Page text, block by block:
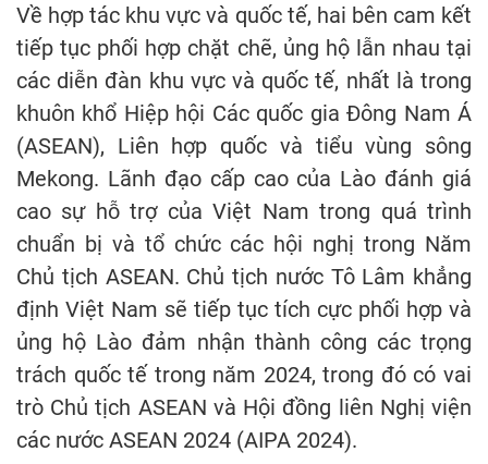
Về hợp tác khu vực và quốc tế, hai bên cam kết
tiếp tục phối hợp chặt chẽ, ủng hộ lẫn nhau tại
các diễn đàn khu vực và quốc tế, nhất là trong
khuôn khổ Hiệp hội Các quốc gia Đông Nam Á
(ASEAN), Liên hợp quốc và tiểu vùng sông
Mekong. Lãnh đạo cấp cao của Lào đánh giá
cao sự hỗ trợ của Việt Nam trong quá trình
chuẩn bị và tổ chức các hội nghị trong Năm
Chủ tịch ASEAN. Chủ tịch nước Tô Lâm khẳng
định Việt Nam sẽ tiếp tục tích cực phối hợp và
ủng hộ Lào đảm nhận thành công các trọng
trách quốc tế trong năm 2024, trong đó có vai
trò Chủ tịch ASEAN và Hội đồng liên Nghị viện
các nước ASEAN 2024 (AIPA 2024).